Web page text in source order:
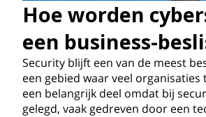
Hoe worden
een business-
Security blijft een van de meest
een gebied waar veel
een belangrijk deel omdat bij
gelegd, vaak gedreven door een